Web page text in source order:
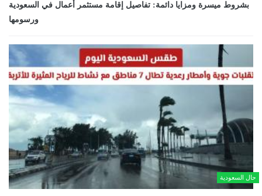
بشروط ميسرة ومزايا دائمة: تفاصيل إقامة مستثمر أعمال في السعودية
ورسومها
حال السعودية